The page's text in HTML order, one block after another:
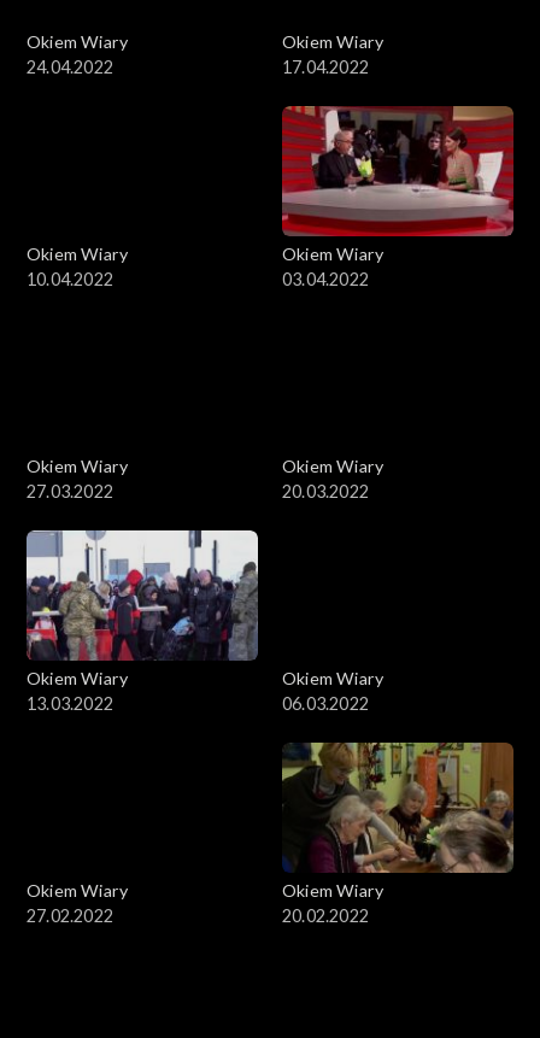
Okiem Wiary
24.04.2022
Okiem Wiary
17.04.2022
Okiem Wiary
10.04.2022
Okiem Wiary
03.04.2022
Okiem Wiary
27.03.2022
Okiem Wiary
20.03.2022
Okiem Wiary
13.03.2022
Okiem Wiary
06.03.2022
Okiem Wiary
27.02.2022
Okiem Wiary
20.02.2022